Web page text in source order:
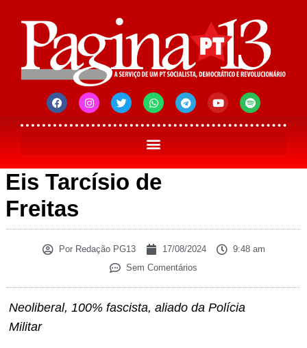
Eis Tarcísio de
Freitas
PorRedação PG13 17/08/2024
9:48 am
Sem Comentários
Neoliberal, 100% fascista, aliado da Polícia
Militar